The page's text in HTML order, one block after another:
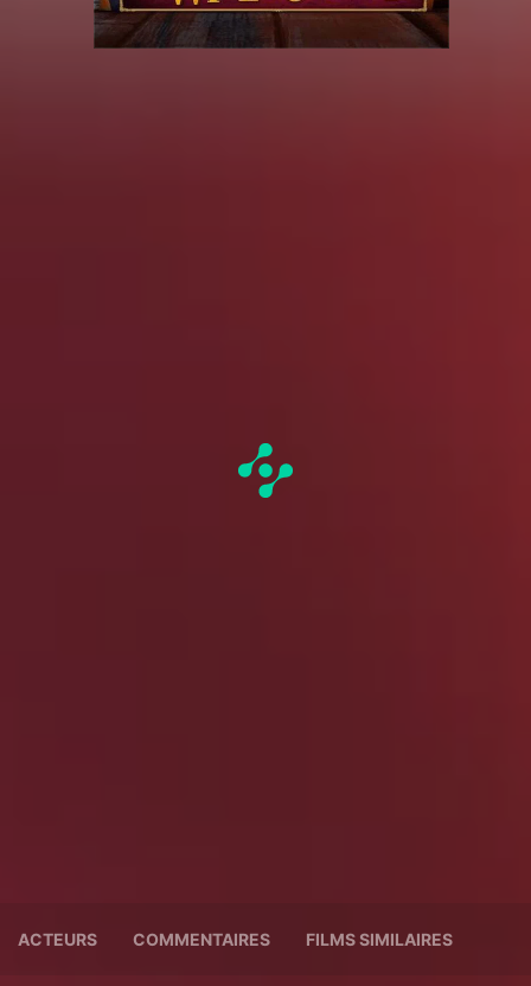
ACTEURS COMMENTAIRES FILMS SIMILAIRES